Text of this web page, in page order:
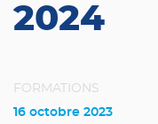
2024
FORMATIONS
16 octobre 2023